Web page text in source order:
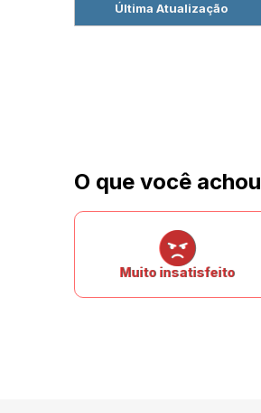
Última Atualização
O que você
Muito insatisfeito